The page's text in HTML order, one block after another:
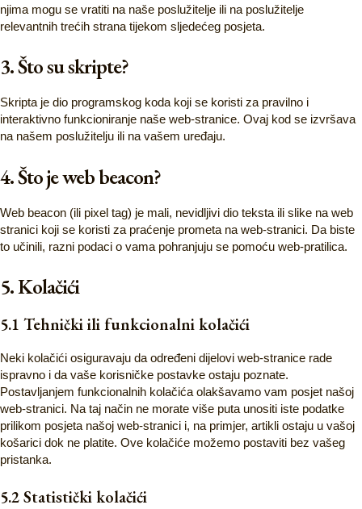
njima mogu se vratiti na naše poslužitelje ili na poslužitelje
relevantnih trećih strana tijekom sljedećeg posjeta.
3. Što su skripte?
Skripta je dio programskog koda koji se koristi za pravilno i
interaktivno funkcioniranje naše web-stranice. Ovaj kod se izvršava
na našem poslužitelju ili na vašem uređaju.
4. Što je web beacon?
Web beacon (ili pixel tag) je mali, nevidljivi dio teksta ili slike na web
stranici koji se koristi za praćenje prometa na web-stranici. Da biste
to učinili, razni podaci o vama pohranjuju se pomoću web-pratilica.
5. Kolačići
5.1 Tehnički ili funkcionalni kolačići
Neki kolačići osiguravaju da određeni dijelovi web-stranice rade
ispravno i da vaše korisničke postavke ostaju poznate.
Postavljanjem funkcionalnih kolačića olakšavamo vam posjet našoj
web-stranici. Na taj način ne morate više puta unositi iste podatke
prilikom posjeta našoj web-stranici i, na primjer, artikli ostaju u vašoj
košarici dok ne platite. Ove kolačiće možemo postaviti bez vašeg
pristanka.
5.2 Statistički kolačići